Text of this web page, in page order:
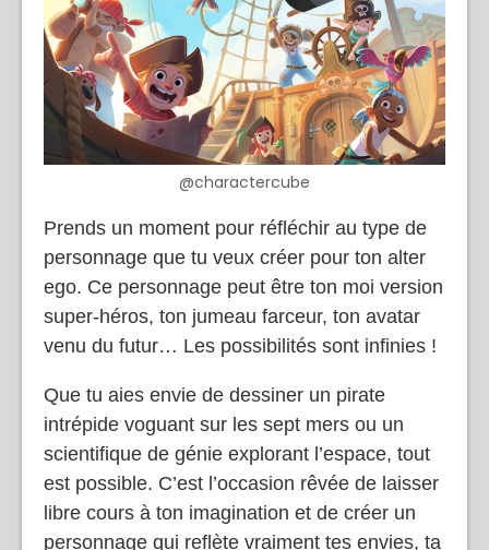
@charactercube
Prends un moment pour réfléchir au type de
personnage que tu veux créer pour ton alter
ego. Ce personnage peut être ton moi version
super-héros, ton jumeau farceur, ton avatar
venu du futur… Les possibilités sont infinies !
Que tu aies envie de dessiner un pirate
intrépide voguant sur les sept mers ou un
scientifique de génie explorant l’espace, tout
est possible. C’est l’occasion rêvée de laisser
libre cours à ton imagination et de créer un
personnage qui reflète vraiment tes envies, ta